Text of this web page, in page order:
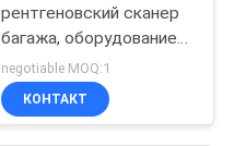
рентгеновский сканер
багажа, оборудование
для сканирования
безопасности для
тюрем оборудование
negotiable MOQ:1
КОНТАКТ